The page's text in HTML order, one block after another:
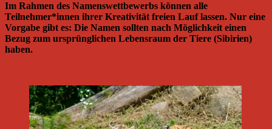
Im Rahmen des Namenswettbewerbs können alle
Teilnehmer*innen ihrer Kreativität freien Lauf lassen. Nur eine
Vorgabe gibt es: Die Namen sollten nach Möglichkeit einen
Bezug zum ursprünglichen Lebensraum der Tiere (Sibirien)
haben.